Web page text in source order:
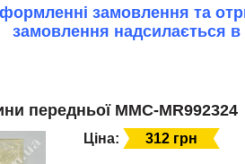
замовлення та
замовлення надсилається
передньої MMC-MR992324
Ціна: 312 грн